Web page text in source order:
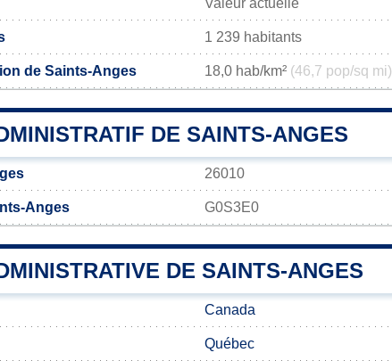
Valeur actuelle
1 239 habitants
de Saints-Anges 18,0 hab/km² (46,7 pop/sq mi)
DE SAINTS-ANGES
26010
Anges G0S3E0
DE SAINTS-ANGES
Canada
Québec